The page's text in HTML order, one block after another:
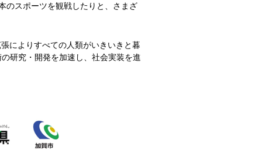
のスポーツを観戦したりと、さまざ
によりすべての人類がいきいきと暮
研究・開発を加速し、社会実装を進